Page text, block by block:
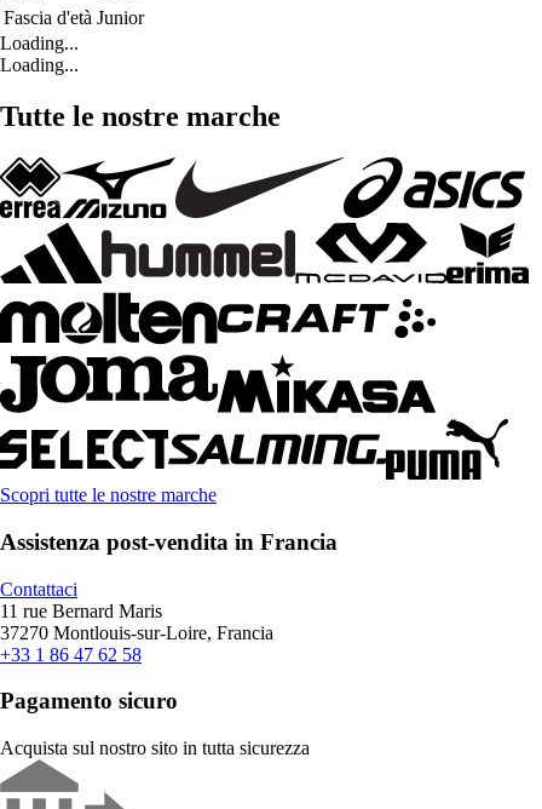
Fascia d'età Junior
Loading...
Loading...
Tutte le nostre marche
Scopri tutte le nostre marche
Assistenza post-vendita in Francia
Contattaci
11 rue Bernard Maris
37270 Montlouis-sur-Loire, Francia
+33 1 86 47 62 58
Pagamento sicuro
Acquista sul nostro sito in tutta sicurezza